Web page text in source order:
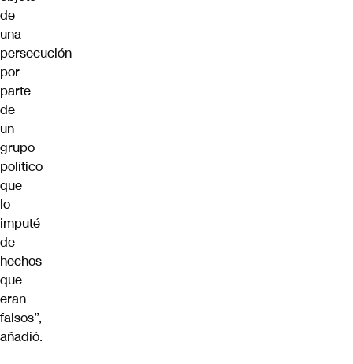
de
una
persecución
por
parte
de
un
grupo
político
que
lo
imputé
de
hechos
que
eran
falsos”,
añadió.